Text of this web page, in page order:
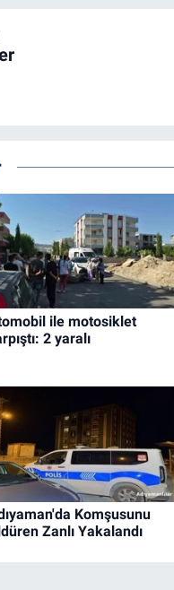
ile motosiklet
2 yaralı
Komşusunu
Zanlı Yakalandı